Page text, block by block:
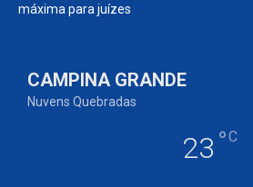
máxima para juízes
CAMPINA GRANDE
Nuvens Quebradas
23 °C